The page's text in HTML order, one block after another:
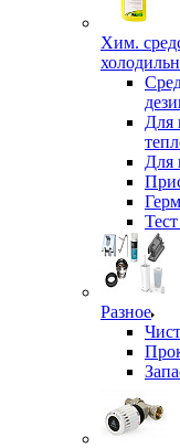
Хим.
Для
Для
Разное